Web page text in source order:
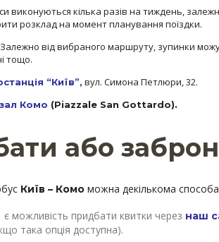
виконуються кілька разів на тиждень,
розклад на момент планування поїздки.
від вибраного маршруту, зупинки
тощо.
“Київ”, вул. Симона Петлюри, 32.
Комо (Piazzale San Gottardo).
або
Київ – Комо можна декількома
є можливість придбати квитки через наш
така опція доступна).